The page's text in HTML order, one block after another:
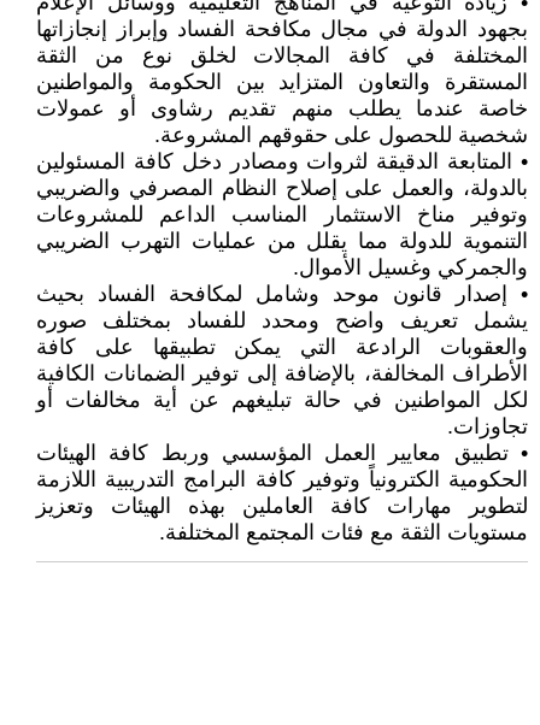
بجهود الدولة في مجال مكافحة الفساد وإبراز إنجازاتها
المختلفة في كافة المجالات لخلق نوع من الثقة
المستقرة والتعاون المتزايد بين الحكومة والمواطنين
خاصة عندما يطلب منهم تقديم رشاوى أو عمولات
شخصية للحصول على حقوقهم المشروعة.
• المتابعة الدقيقة لثروات ومصادر دخل كافة المسئولين
بالدولة، والعمل على إصلاح النظام المصرفي والضريبي
وتوفير مناخ الاستثمار المناسب الداعم للمشروعات
التنموية للدولة مما يقلل من عمليات التهرب الضريبي
والجمركي وغسيل الأموال.
• إصدار قانون موحد وشامل لمكافحة الفساد بحيث
يشمل تعريف واضح ومحدد للفساد بمختلف صوره
والعقوبات الرادعة التي يمكن تطبيقها على كافة
الأطراف المخالفة، بالإضافة إلى توفير الضمانات الكافية
لكل المواطنين في حالة تبليغهم عن أية مخالفات أو
تجاوزات.
• تطبيق معايير العمل المؤسسي وربط كافة الهيئات
الحكومية الكترونياً وتوفير كافة البرامج التدريبية اللازمة
لتطوير مهارات كافة العاملين بهذه الهيئات وتعزيز
مستويات الثقة مع فئات المجتمع المختلفة.